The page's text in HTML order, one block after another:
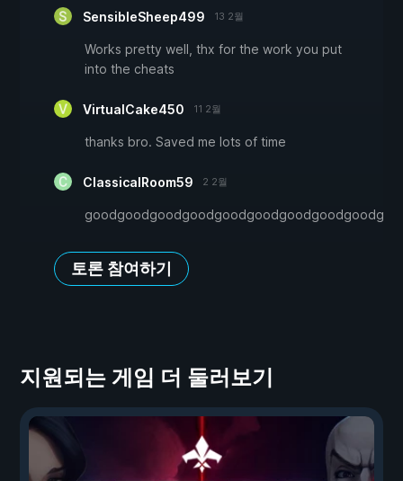
SensibleSheep499 13 2월
Works pretty well, thx for the work you put
into the cheats
VirtualCake450 11 2월
thanks bro. Saved me lots of time
ClassicalRoom59 2 2월
토론 참여하기
지원되는 게임 더 둘러보기